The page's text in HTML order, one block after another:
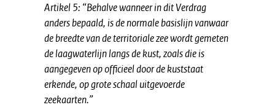
Artikel 5:“Behalve wanneer in dit Verdrag
anders bepaald, is de normale basislijn vanwaar
de breedte van de territoriale zee wordt gemeten
de laagwaterlijn langs de kust, zoals die is
aangegeven op officieel door de kuststaat
erkende, op grote schaal uitgevoerde
zeekaarten.”